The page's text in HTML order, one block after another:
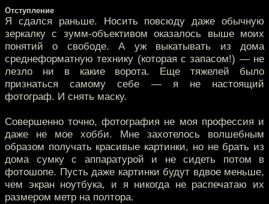
Отступление
Я сдался раньше. Носить повсюду даже обычную
зеркалку с зумм-объективом оказалось выше моих
понятий о свободе. А уж выкатывать из дома
среднеформатную технику (которая с запасом!) — не
лезло ни в какие ворота. Еще тяжелей было
признаться самому себе — я не настоящий
фотограф. И снять маску.
Совершенно точно, фотография не моя профессия и
даже не мое хобби. Мне захотелось волшебным
образом получать красивые картинки, но не брать из
дома сумку с аппаратурой и не сидеть потом в
фотошопе. Пусть даже картинки будут вдвое меньше,
чем экран ноутбука, и я никогда не распечатаю их
размером метр на полтора.